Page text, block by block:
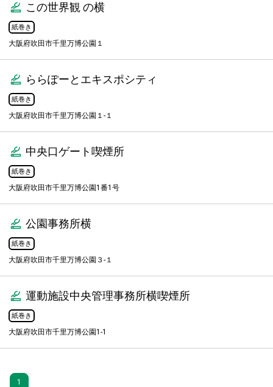
この世界観 の横
紙巻き
大阪府吹田市千里万博公園１
ららぽーとエキスポシティ
紙巻き
大阪府吹田市千里万博公園１-１
中央口ゲート喫煙所
紙巻き
大阪府吹田市千里万博公園1番1号
公園事務所横
紙巻き
大阪府吹田市千里万博公園３-１
運動施設中央管理事務所横喫煙所
紙巻き
大阪府吹田市千里万博公園1-1
1